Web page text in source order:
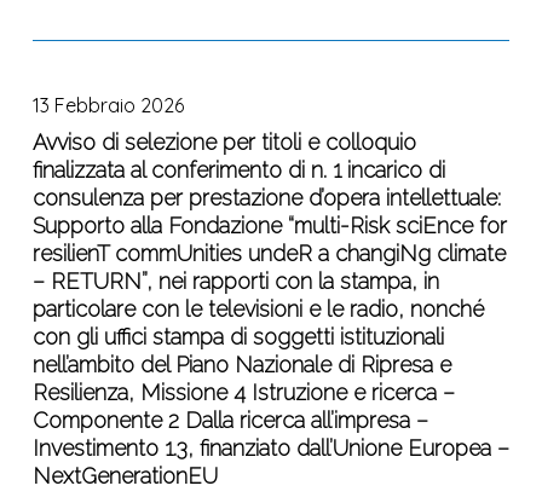
formazione
nell’ambito
Spoke
del
progetto
RETURN
nell’ambito
del
Piano
Nazionale
di
Ripresa
e
Resilienza,
per
svolgimento
delle
seguenti
attività:
Organizzazione
e
predisposizione
per
la
messa
a
disposizione
in
modalità
selezione
per
titoli
e
colloquio
finalizzata
al
conferimento
di
n.
1
incarico
di
consulenza
13 Febbraio 2026
Avviso di selezione per titoli e colloquio
finalizzata al conferimento di n. 1 incarico di
consulenza per prestazione d’opera intellettuale:
Supporto alla Fondazione “multi-Risk sciEnce for
resilienT commUnities undeR a changiNg climate
– RETURN”, nei rapporti con la stampa, in
particolare con le televisioni e le radio, nonché
con gli uffici stampa di soggetti istituzionali
nell’ambito del Piano Nazionale di Ripresa e
Resilienza, Missione 4 Istruzione e ricerca –
Componente 2 Dalla ricerca all’impresa –
Investimento 1.3, finanziato dall’Unione Europea –
NextGenerationEU